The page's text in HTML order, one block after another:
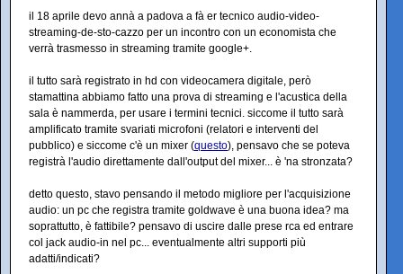
il 18 aprile devo annà a padova a fà er tecnico audio-video-
streaming-de-sto-cazzo per un incontro con un economista che
verrà trasmesso in streaming tramite google+.
il tutto sarà registrato in hd con videocamera digitale, però
stamattina abbiamo fatto una prova di streaming e l'acustica della
sala è nammerda, per usare i termini tecnici. siccome il tutto sarà
amplificato tramite svariati microfoni (relatori e interventi del
pubblico) e siccome c'è un mixer (questo), pensavo che se poteva
registrà l'audio direttamente dall'output del mixer... è 'na stronzata?
detto questo, stavo pensando il metodo migliore per l'acquisizione
audio: un pc che registra tramite goldwave è una buona idea? ma
soprattutto, è fattibile? pensavo di uscire dalle prese rca ed entrare
col jack audio-in nel pc... eventualmente altri supporti più
adatti/indicati?